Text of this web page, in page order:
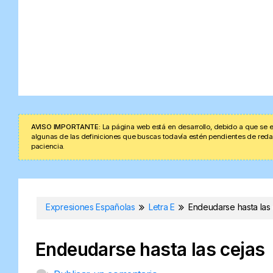
AVISO IMPORTANTE: La página web está en desarrollo, debido a que
algunas de las definiciones que buscas todavía estén pendientes de
paciencia.
Expresiones Españolas Letra E Endeudarse hasta las
Endeudarse hasta las cejas